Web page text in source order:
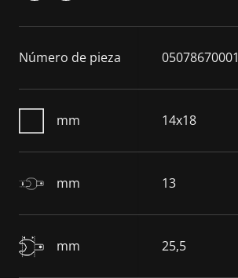
Número de pieza 05078670001
mm 14x18
mm 13
mm 25,5